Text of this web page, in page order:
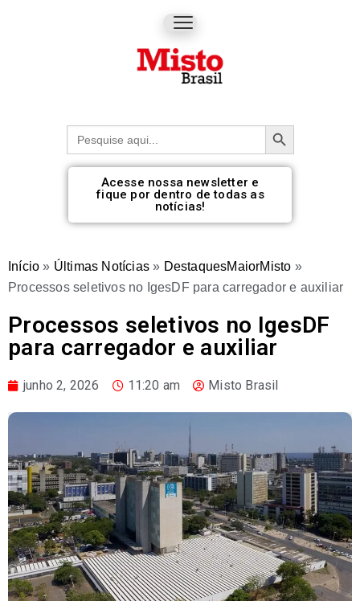
Procurar: Botão de pesquisa
Acesse nossa newsletter e
fique por dentro de todas as
notícias!
Início » Últimas Notícias » DestaquesMaiorMisto »
Processos seletivos no IgesDF para carregador e auxiliar
Processos seletivos no IgesDF
para carregador e auxiliar
junho 2, 2026 11:20 am Misto Brasil